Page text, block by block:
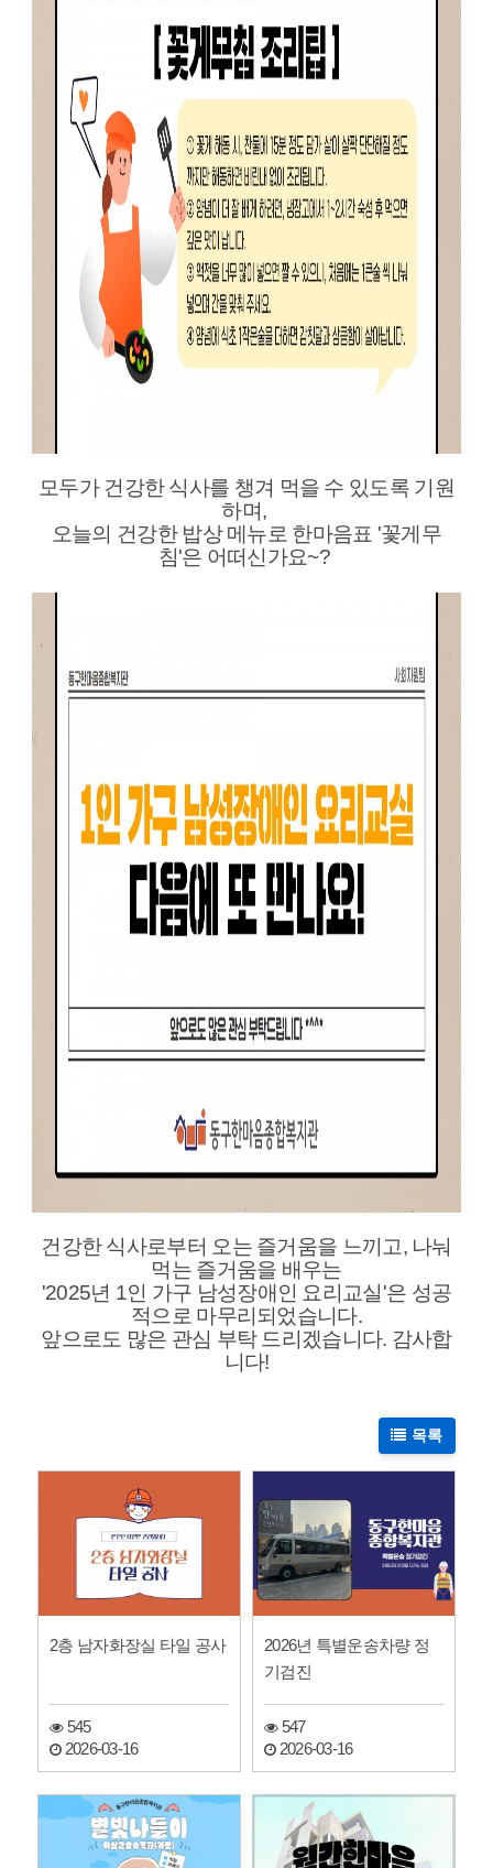
모두가 건강한 식사를 챙겨 먹을 수 있도록 기원
하며,
오늘의 건강한 밥상 메뉴로 한마음표 '꽃게무
침'은 어떠신가요~?
건강한 식사로부터 오는 즐거움을 느끼고, 나눠
먹는 즐거움을 배우는
'2025년 1인 가구 남성장애인 요리교실'은 성공
적으로 마무리되었습니다.
앞으로도 많은 관심 부탁 드리겠습니다. 감사합
니다!
목록
2층 남자화장실 타일 공사
545
2026-03-16
2026년 특별운송차량 정
기검진
547
2026-03-16